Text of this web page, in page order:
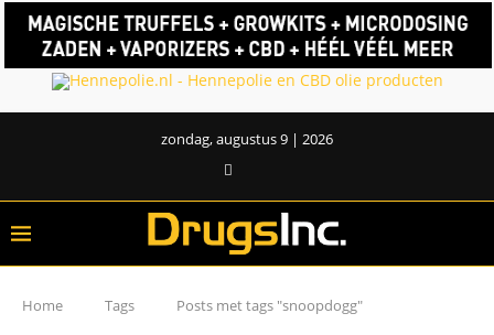
zondag, augustus 9 | 2026
Home Tags Posts met tags "snoopdogg"